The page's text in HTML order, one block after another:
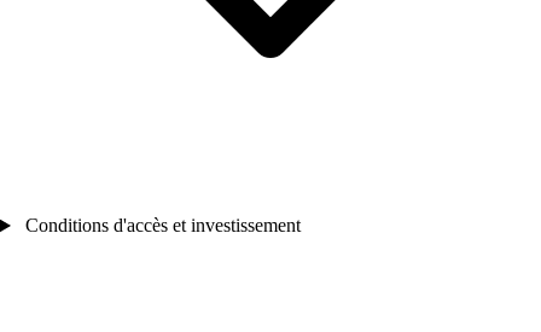
Conditions d'accès et investissement